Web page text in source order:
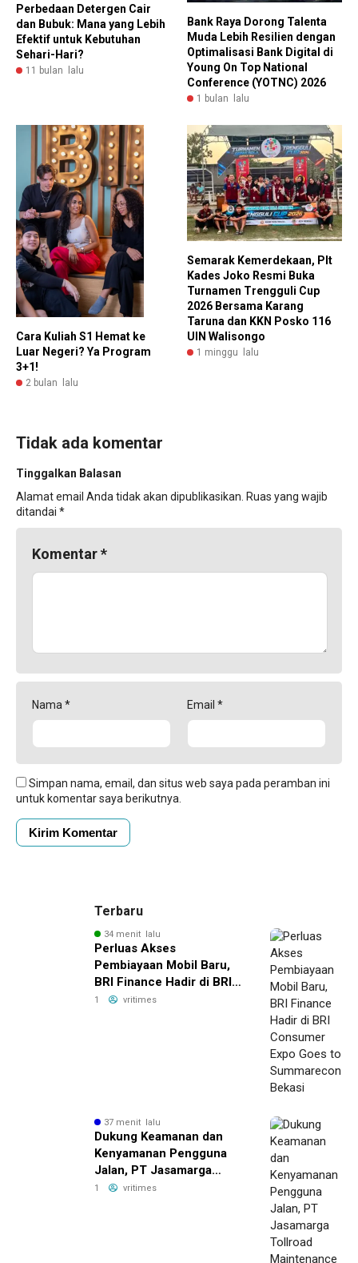
Perbedaan Detergen Cair
dan Bubuk: Mana yang Lebih
Efektif untuk Kebutuhan
Sehari-Hari?
11 bulan lalu
Bank Raya Dorong Talenta
Muda Lebih Resilien dengan
Optimalisasi Bank Digital di
Young On Top National
Conference (YOTNC) 2026
1 bulan lalu
Cara Kuliah S1 Hemat ke
Luar Negeri? Ya Program
3+1!
2 bulan lalu
Semarak Kemerdekaan, Plt
Kades Joko Resmi Buka
Turnamen Trengguli Cup
2026 Bersama Karang
Taruna dan KKN Posko 116
UIN Walisongo
1 minggu lalu
Tidak ada komentar
Tinggalkan Balasan
Alamat email Anda tidak akan dipublikasikan. Ruas yang wajib
ditandai *
Komentar*
Nama * Email *
Simpan nama, email, dan situs web saya pada peramban ini
untuk komentar saya berikutnya.
Terbaru
34 menit lalu
Perluas Akses
Pembiayaan Mobil Baru,
BRI Finance Hadir di BRI
Consumer Expo Goes to
1 vritimes
37 menit lalu
Dukung Keamanan dan
Kenyamanan Pengguna
Jalan, PT Jasamarga
Tollroad Maintenance
1 vritimes